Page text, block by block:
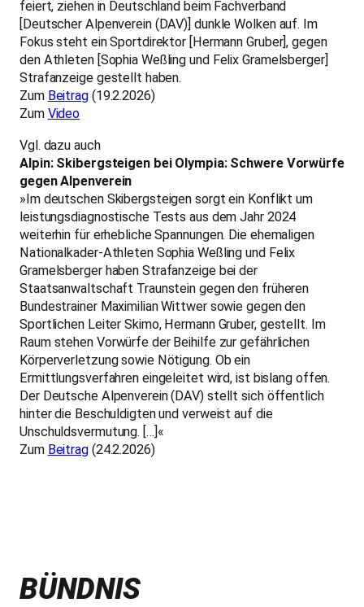
feiert, ziehen in Deutschland beim Fachverband
[Deutscher Alpenverein (DAV)] dunkle Wolken auf. Im
Fokus steht ein Sportdirektor [Hermann Gruber], gegen
den Athleten [Sophia Weßling und Felix Gramelsberger]
Strafanzeige gestellt haben.
Zum Beitrag(19.2.2026)
Zum Video
Vgl. dazu auch
Alpin: Skibergsteigen bei Olympia: Schwere Vorwürfe
gegen Alpenverein
»Im deutschen Skibergsteigen sorgt ein Konflikt um
leistungsdiagnostische Tests aus dem Jahr 2024
weiterhin für erhebliche Spannungen. Die ehemaligen
Nationalkader-Athleten Sophia Weßling und Felix
Gramelsberger haben Strafanzeige bei der
Staatsanwaltschaft Traunstein gegen den früheren
Bundestrainer Maximilian Wittwer sowie gegen den
Sportlichen Leiter Skimo, Hermann Gruber, gestellt. Im
Raum stehen Vorwürfe der Beihilfe zur gefährlichen
Körperverletzung sowie Nötigung. Ob ein
Ermittlungsverfahren eingeleitet wird, ist bislang offen.
Der Deutsche Alpenverein (DAV) stellt sich öffentlich
hinter die Beschuldigten und verweist auf die
Unschuldsvermutung. […]«
Zum Beitrag(24.2.2026)
BÜNDNIS